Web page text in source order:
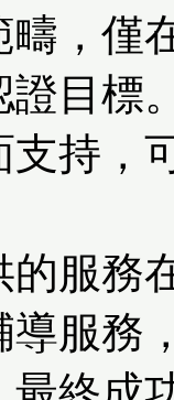
，僅
證目標
支持，
服務
導服務